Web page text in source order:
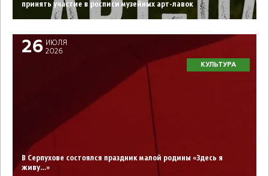
принять участие в росписи музейных арт-лавок
26
ИЮЛЯ
2026
КУЛЬТУРА
В Серпухове состоялся праздник малой родины «Здесь я
живу…»